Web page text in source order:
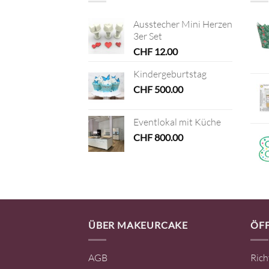
Ausstecher Mini Herzen
3er Set
CHF12.00
Kindergeburtstag
CHF500.00
Eventlokal mit Küche
CHF800.00
ÜBER MAKEURCAKE
AGB